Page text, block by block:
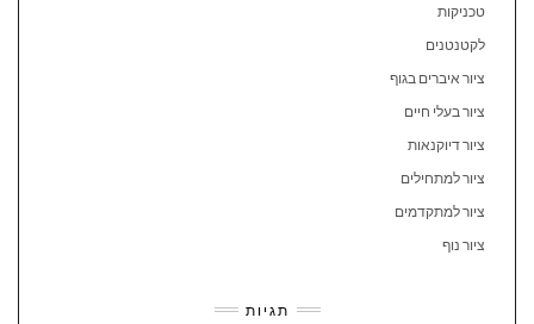
טכניקות
לקטנטנים
ציור איברים בגוף
ציור בעלי חיים
ציור דיוקנאות
ציור למתחילים
ציור למתקדמים
ציור נוף
תגיות